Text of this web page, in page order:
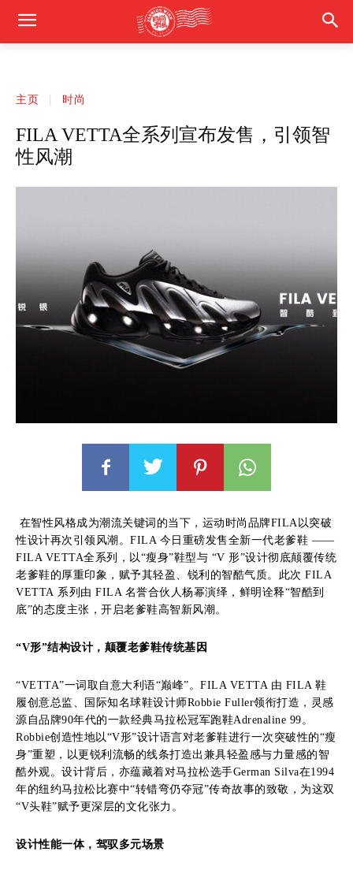
主页 时尚
FILA VETTA全系列宣布发售，引领智
性风潮
在智性风格成为潮流关键词的当下，运动时尚品牌FILA以突破
性设计再次引领风潮。FILA 今日重磅发售全新一代老爹鞋 ——
FILA VETTA全系列，以“瘦身”鞋型与 “V 形”设计彻底颠覆传统
老爹鞋的厚重印象，赋予其轻盈、锐利的智酷气质。此次 FILA
VETTA 系列由 FILA 名誉合伙人杨幂演绎，鲜明诠释“智酷到
底”的态度主张，开启老爹鞋高智新风潮。
“V形”结构设计，颠覆老爹鞋传统基因
“VETTA”一词取自意大利语“巅峰”。FILA VETTA 由 FILA 鞋
履创意总监、国际知名球鞋设计师Robbie Fuller领衔打造，灵感
源自品牌90年代的一款经典马拉松冠军跑鞋Adrenaline 99。
Robbie创造性地以“V形”设计语言对老爹鞋进行一次突破性的“瘦
身”重塑，以更锐利流畅的线条打造出兼具轻盈感与力量感的智
酷外观。设计背后，亦蕴藏着对马拉松选手German Silva在1994
年的纽约马拉松比赛中“转错弯仍夺冠”传奇故事的致敬，为这双
“V头鞋”赋予更深层的文化张力。
设计性能一体， 驾驭多元场景